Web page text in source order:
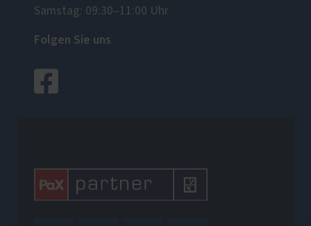
Samstag: 09:30–11:00 Uhr
Folgen Sie uns